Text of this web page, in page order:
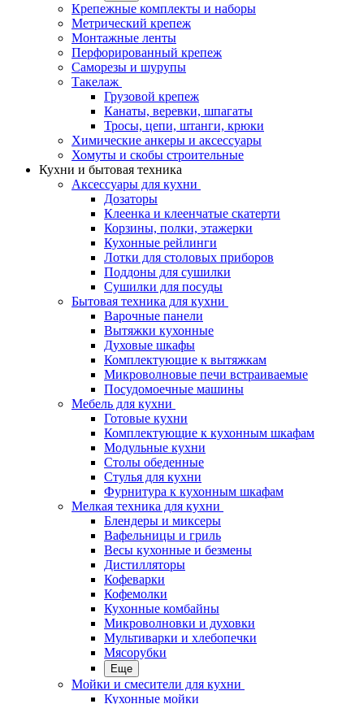
Крепежные комплекты и наборы
Метрический крепеж
Монтажные ленты
Перфорированный крепеж
Саморезы и шурупы
Такелаж
Грузовой крепеж
Канаты, веревки, шпагаты
Тросы, цепи, штанги, крюки
Химические анкеры и аксессуары
Хомуты и скобы строительные
Кухни и бытовая техника
Аксессуары для кухни
Дозаторы
Клеенка и клеенчатые скатерти
Корзины, полки, этажерки
Кухонные рейлинги
Лотки для столовых приборов
Поддоны для сушилки
Сушилки для посуды
Бытовая техника для кухни
Варочные панели
Вытяжки кухонные
Духовые шкафы
Комплектующие к вытяжкам
Микроволновые печи встраиваемые
Посудомоечные машины
Мебель для кухни
Готовые кухни
Комплектующие к кухонным шкафам
Модульные кухни
Столы обеденные
Стулья для кухни
Фурнитура к кухонным шкафам
Мелкая техника для кухни
Блендеры и миксеры
Вафельницы и гриль
Весы кухонные и безмены
Дистилляторы
Кофеварки
Кофемолки
Кухонные комбайны
Микроволновки и духовки
Мультиварки и хлебопечки
Мясорубки
Еще
Мойки и смесители для кухни
Кухонные мойки